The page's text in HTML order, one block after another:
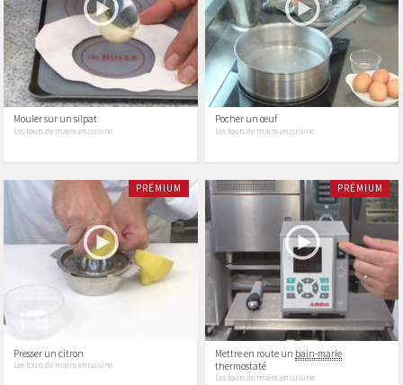
Mouler sur un silpat
Les tours de mains en cuisine
Pocher un œuf
Les tours de mains en cuisine
PRÉMIUM
Presser un citron
Les tours de mains en cuisine
PRÉMIUM
Mettre en route un bain-marie
thermostaté
Les tours de mains en cuisine